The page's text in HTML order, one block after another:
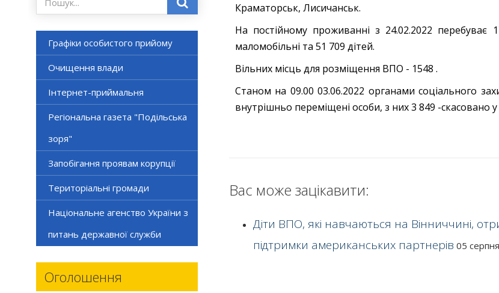
Графіки особистого прийому
Очищення влади
Інтернет-приймальня
Регіональна газета "Подільська
зоря"
Запобігання проявам корупції
Територіальні громади
Національне агенство України з
питань державної служби
Оголошення
Краматорськ, Лисичанськ.
На постійному проживанні з 24.02.2022
маломобільні та 51 709 дітей.
Вільних місць для розміщення ВПО - 1548 .
Станом на 09.00 03.06.2022 органами соціального
внутрішньо переміщені особи, з них 3 849 -скасовано
Вас може зацікавити:
Діти ВПО, які навчаються на Вінниччині,
підтримки американських партнерів 05